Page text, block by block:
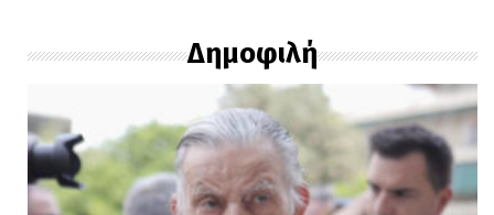
Δημοφιλή